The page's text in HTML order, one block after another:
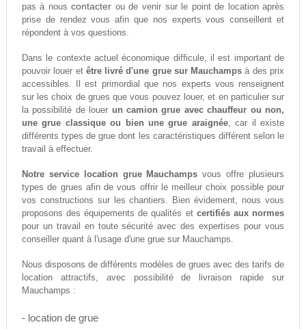
pas à nouscontacter ou de venir sur le point de location après
prise de rendez vous afin que nos experts vous conseillent et
répondent à vos questions.
Dans le contexte actuel économique difficule, il est important de
pouvoir louer et être livré d'une grue sur Mauchamps à des prix
accessibles. Il est primordial que nos experts vous renseignent
sur les choix de grues que vous pouvez louer, et en particulier sur
la possibilité de louer un camion grue avec chauffeur ou non,
une grue classique ou bien une grue araignée, car il existe
différents types de grue dont les caractéristiques différent selon le
travail à effectuer.
Notre service location grue Mauchamps vous offre plusieurs
types de grues afin de vous offrir le meilleur choix possible pour
vos constructions sur les chantiers. Bien évidement, nous vous
proposons des équipements de qualités et certifiés aux normes
pour un travail en toute sécurité avec des expertises pour vous
conseiller quant à l'usage d'une grue sur Mauchamps.
Nous disposons de différents modèles de grues avec des tarifs de
location attractifs, avec possibilité de livraison rapide sur
Mauchamps :
- location de grue